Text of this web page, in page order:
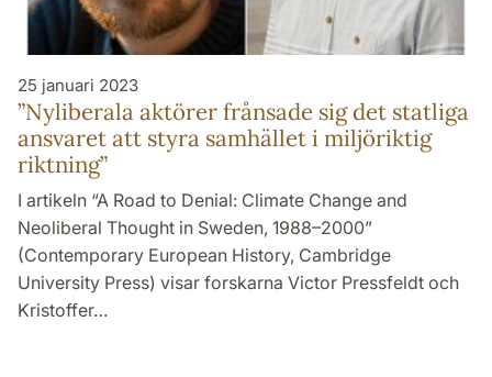
25 januari 2023
”Nyliberala aktörer frånsade sig det statliga
ansvaret att styra samhället i miljöriktig
riktning”
I artikeln “A Road to Denial: Climate Change and
Neoliberal Thought in Sweden, 1988–2000”
(Contemporary European History, Cambridge
University Press) visar forskarna Victor Pressfeldt och
Kristoffer…